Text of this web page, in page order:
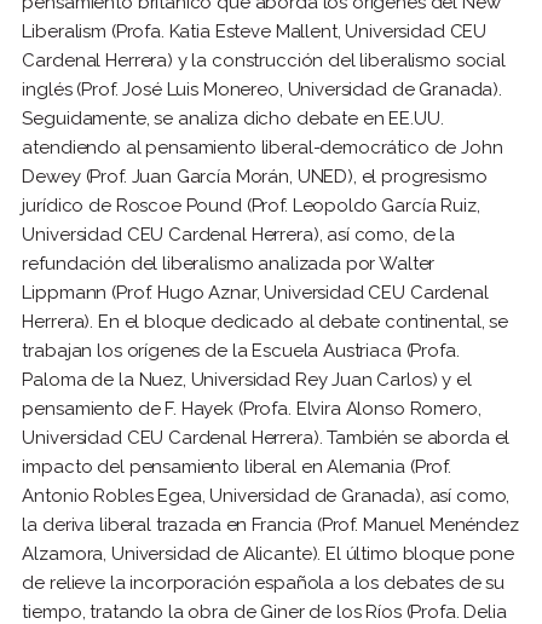
Liberalism (Profa. Katia Esteve Mallent, Universidad CEU
Cardenal Herrera) y la construcción del liberalismo social
inglés (Prof. José Luis Monereo, Universidad de Granada).
Seguidamente, se analiza dicho debate en EE.UU.
atendiendo al pensamiento liberal-democrático de John
Dewey (Prof. Juan García Morán, UNED), el progresismo
jurídico de Roscoe Pound (Prof. Leopoldo García Ruiz,
Universidad CEU Cardenal Herrera), así como, de la
refundación del liberalismo analizada por Walter
Lippmann (Prof. Hugo Aznar, Universidad CEU Cardenal
Herrera). En el bloque dedicado al debate continental, se
trabajan los orígenes de la Escuela Austriaca (Profa.
Paloma de la Nuez, Universidad Rey Juan Carlos) y el
pensamiento de F. Hayek (Profa. Elvira Alonso Romero,
Universidad CEU Cardenal Herrera). También se aborda el
impacto del pensamiento liberal en Alemania (Prof.
Antonio Robles Egea, Universidad de Granada), así como,
la deriva liberal trazada en Francia (Prof. Manuel Menéndez
Alzamora, Universidad de Alicante). El último bloque pone
de relieve la incorporación española a los debates de su
tiempo, tratando la obra de Giner de los Ríos (Profa. Delia